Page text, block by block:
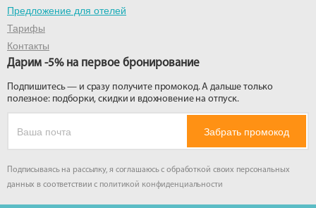
Предложение для отелей
Тарифы
Контакты
Дарим -5% на первое бронирование
Подпишитесь — и сразу получите промокод. А дальше только
полезное: подборки, скидки и вдохновение на отпуск.
Забрать промокод
Подписываясь на рассылку, я соглашаюсь с обработкой своих персональных
данных в соответствии с политикой конфиденциальности